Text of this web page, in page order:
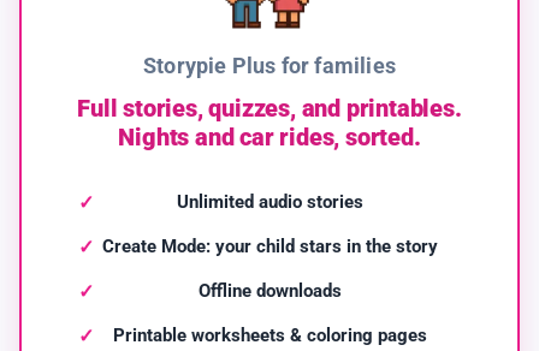
Storypie Plus for families
Full stories, quizzes, and printables.
Nights and car rides, sorted.
Unlimited audio stories
Create Mode: your child stars in the story
Offline downloads
Printable worksheets & coloring pages